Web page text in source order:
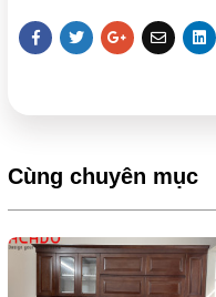
Cùng chuyên mục